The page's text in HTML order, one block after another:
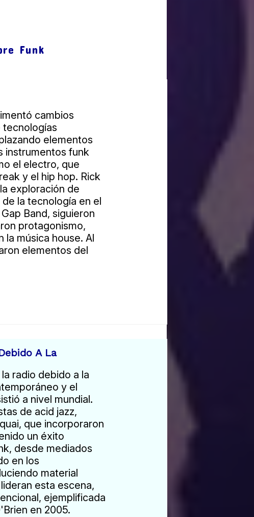
Funk
cambios
tecnologías
elementos
instrumentos funk
el electro, que
y el hip hop. Rick
exploración de
la tecnología en el
Band, siguieron
protagonismo,
música house. Al
elementos del
A La
radio debido a la
y el
a nivel mundial.
de acid jazz,
que incorporaron
un éxito
desde mediados
en los
material
esta escena,
ejemplificada
en 2005.